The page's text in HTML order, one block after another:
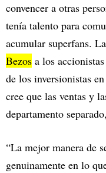
convencer a otras
tenía talento para
acumular superfans.
Bezos a los
de los inversionistas
cree que las ventas y
departamento
“La mejor manera de
genuinamente en lo